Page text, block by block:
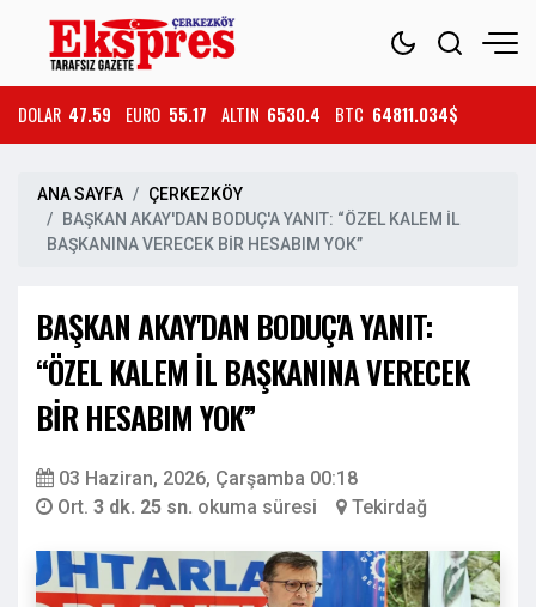
DOLAR 47.59 EURO 55.17 ALTIN 6530.4 BTC 64811.034$
ANA SAYFA
ÇERKEZKÖY
BAŞKAN AKAY'DAN BODUÇ'A YANIT: “ÖZEL KALEM İL
BAŞKANINA VERECEK BİR HESABIM YOK”
BAŞKAN AKAY'DAN BODUÇ'A YANIT:
“ÖZEL KALEM İL BAŞKANINA VERECEK
BİR HESABIM YOK”
03 Haziran, 2026, Çarşamba 00:18
Ort. 3 dk. 25 sn. okuma süresi Tekirdağ